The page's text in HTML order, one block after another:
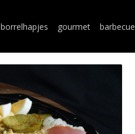
borrelhapjes gourmet barbecue